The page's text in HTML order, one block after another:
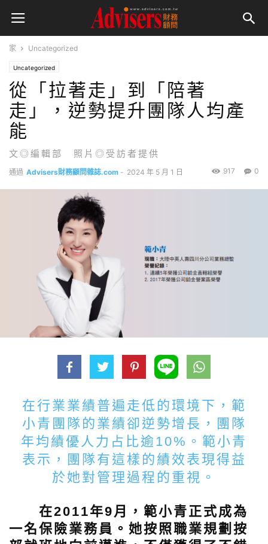
家 Uncategorized
Uncategorized
從「拉著走」到「陪著
走」，逆勢提升團隊人均產
能
文◎編輯部 照片◎受訪者提供
通過 Advisers財務顧問雜誌.com - 2024 年 5 月 1 日 0
917
在行業業績普遍走低的環境下，範
小青團隊的業績卻逆勢增長，團隊
年均績優人力占比逾10%。範小青
表示，團隊有這樣的績效表現得益
於她對管理過程的重視。
在2011年9月，範小青正式成為
一名保險業務員。她按照職業規劃按